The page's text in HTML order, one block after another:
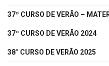
37º CURSO DE VERÃO –
37º CURSO DE VERÃO 2024
38° CURSO DE VERÃO 2025